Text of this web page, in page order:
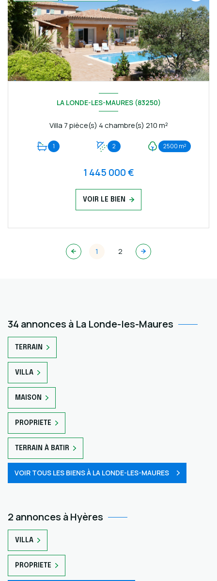
LA LONDE-LES-MAURES (83250)
Villa 7 pièce(s) 4 chambre(s) 210 m²
1 2 2500 m²
1 445 000 €
VOIR LE BIEN
1 2
34 annonces à La Londe-les-Maures
TERRAIN
VILLA
MAISON
PROPRIETE
TERRAIN À BATIR
VOIR TOUS LES BIENS À LA LONDE-LES-MAURES
2 annonces à Hyères
VILLA
PROPRIETE